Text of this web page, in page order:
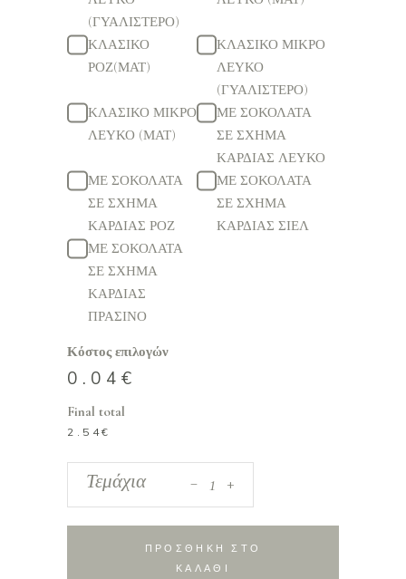
(ΓΥΑΛΙΣΤΕΡΟ)
ΚΛΑΣΙΚΟ
ΡΟΖ(ΜΑΤ)
ΚΛΑΣΙΚΟ ΜΙΚΡΟ
ΛΕΥΚΟ
(ΓΥΑΛΙΣΤΕΡΟ)
ΚΛΑΣΙΚΟ ΜΙΚΡΟ
ΛΕΥΚΟ (ΜΑΤ)
ΜΕ ΣΟΚΟΛΑΤΑ
ΣΕ ΣΧΗΜΑ
ΚΑΡΔΙΑΣ ΛΕΥΚΟ
ΜΕ ΣΟΚΟΛΑΤΑ
ΣΕ ΣΧΗΜΑ
ΚΑΡΔΙΑΣ ΡΟΖ
ΜΕ ΣΟΚΟΛΑΤΑ
ΣΕ ΣΧΗΜΑ
ΚΑΡΔΙΑΣ ΣΙΕΛ
ΜΕ ΣΟΚΟΛΑΤΑ
ΣΕ ΣΧΗΜΑ
ΚΑΡΔΙΑΣ
ΠΡΑΣΙΝΟ
Κόστος επιλογών
0.04 €
Final total
2.54€
Μπομπονιέρα
Τεμάχια +
ΠΡΟΣΘΗΚΗ ΣΤΟ
ΚΑΛΑΘΙ